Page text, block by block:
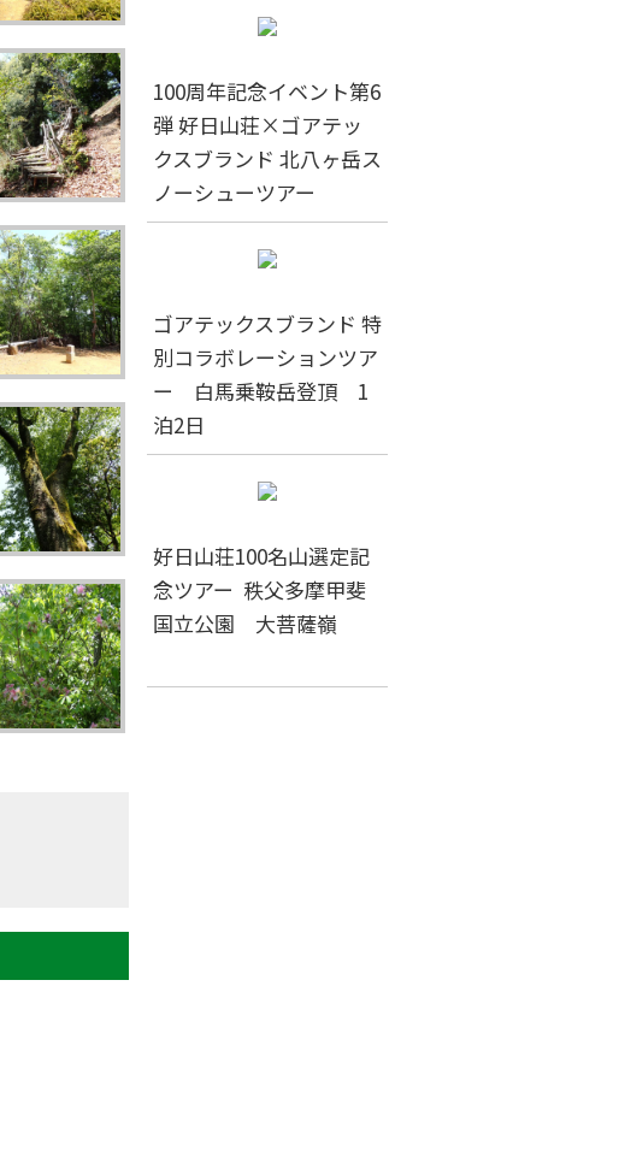
100周年記念イベント第6
弾 好日山荘×ゴアテッ
クスブランド 北八ヶ岳ス
ノーシューツアー
ゴアテックスブランド 特
別コラボレーションツア
ー 白馬乗鞍岳登頂 1
泊2日
好日山荘100名山選定記
念ツアー 秩父多摩甲斐
国立公園 大菩薩嶺